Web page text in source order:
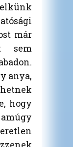
már
sem
anya,
hogy